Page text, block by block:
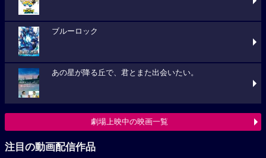
ブルーロック
あの星が降る丘で、君とまた出会いたい。
劇場上映中の映画一覧
注目の動画配信作品